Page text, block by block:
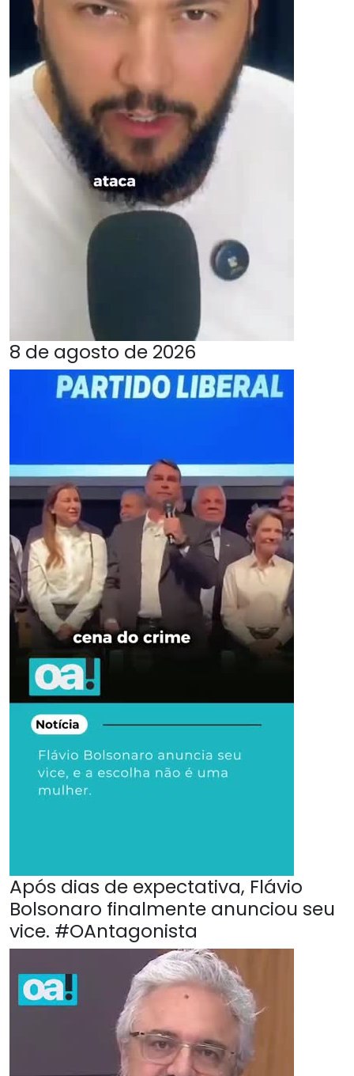
8 de agosto de 2026
Após dias de expectativa, Flávio
Bolsonaro finalmente anunciou seu
vice. #OAntagonista